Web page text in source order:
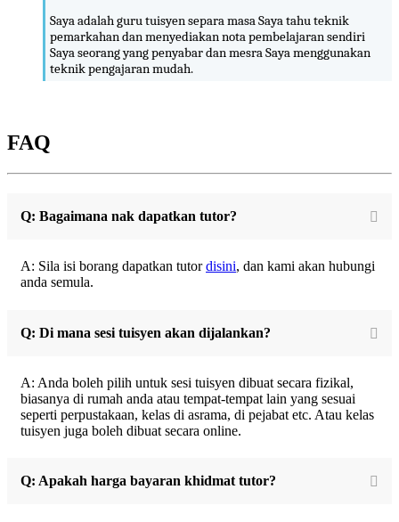
Saya adalah guru tuisyen separa masa Saya tahu teknik
pemarkahan dan menyediakan nota pembelajaran sendiri
Saya seorang yang penyabar dan mesra Saya menggunakan
teknik pengajaran mudah.
FAQ
Q: Bagaimana nak dapatkan tutor?
A: Sila isi borang dapatkan tutordisini, dan kami akan hubungi
anda semula.
Q: Di mana sesi tuisyen akan dijalankan?
A: Anda boleh pilih untuk sesi tuisyen dibuat secara fizikal,
biasanya di rumah anda atau tempat-tempat lain yang sesuai
seperti perpustakaan, kelas di asrama, di pejabat etc. Atau kelas
tuisyen juga boleh dibuat secara online.
Q: Apakah harga bayaran khidmat tutor?